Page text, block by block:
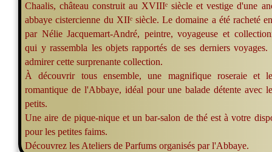
Chaalis, château construit au XVIIIᵉ siècle et vestige d'une
abbaye cistercienne du XIIᵉ siècle. Le domaine a été racheté
par Nélie Jacquemart-André, peintre, voyageuse et
qui y rassembla les objets rapportés de ses derniers voyages.
admirer cette surprenante collection.
À découvrir tous ensemble, une magnifique roseraie et
romantique de l'Abbaye, idéal pour une balade détente avec
petits.
Une aire de pique-nique et un bar-salon de thé est à votre
pour les petites faims.
Découvrez les Ateliers de Parfums organisés par l'Abbaye.